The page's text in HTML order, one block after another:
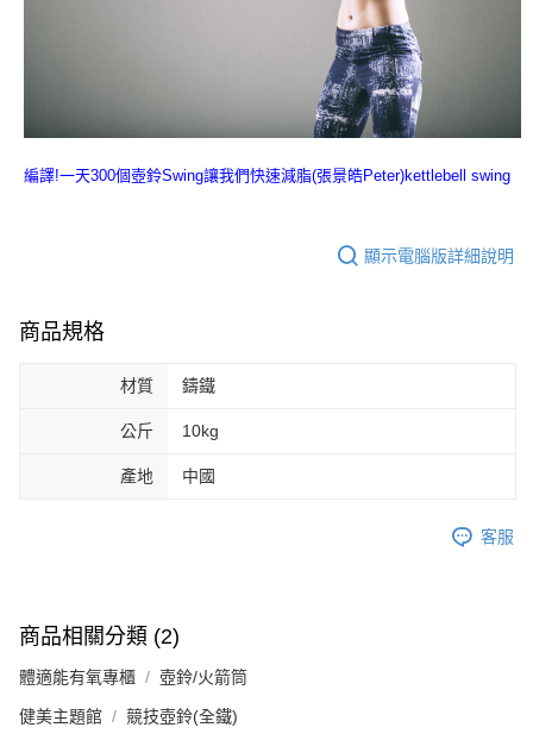
編譯!一天300個壺鈴Swing讓我們快速減脂(張景皓Peter)kettlebell swing
顯示電腦版詳細說明
商品規格
材質 鑄鐵
公斤 10kg
產地 中國
客服
商品相關分類 (2)
體適能有氧專櫃 壺鈴/火箭筒
健美主題館 競技壺鈴(全鐵)